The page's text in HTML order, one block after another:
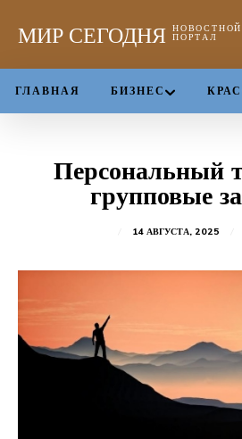
МИР СЕГОДНЯ НОВОСТНОЙ
ПОРТАЛ
ГЛАВНАЯ БИЗНЕС
Персональный
групповые
14 АВГУСТА, 2025